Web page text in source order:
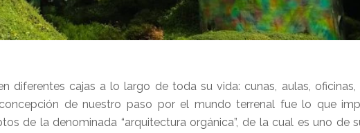
diferentes cajas a lo largo de toda su vida: cunas, aulas, oficinas,
de nuestro paso por el mundo terrenal fue lo que
de la denominada “arquitectura orgánica”, de la cual es uno de